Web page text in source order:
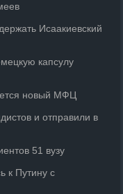
Исаакиевский
капсулу
новый МФЦ
и отправили в
51 вузу
к Путину с